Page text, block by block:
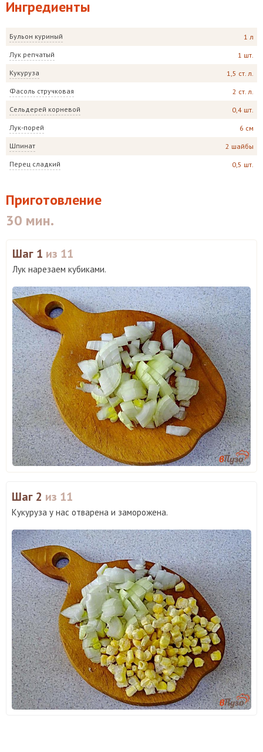
Ингредиенты
Бульон куриный 1 л
Лук репчатый 1 шт.
Кукуруза 1,5 ст. л.
Фасоль стручковая 2 ст. л.
Сельдерей корневой 0,4 шт.
Лук-порей 6 см
Шпинат 2 шайбы
Перец сладкий 0,5 шт.
Приготовление
30 мин.
Шаг 1 из 11
Лук нарезаем кубиками.
Шаг 2 из 11
Кукуруза у нас отварена и заморожена.